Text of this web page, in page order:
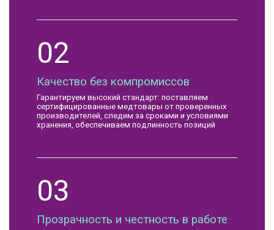
02
Качество без компромиссов
Гарантируем высокий стандарт: поставляем
сертифицированные медтовары от проверенных
производителей, следим за сроками и условиями
хранения, обеспечиваем подлинность позиций
03
Прозрачность и честность в работе